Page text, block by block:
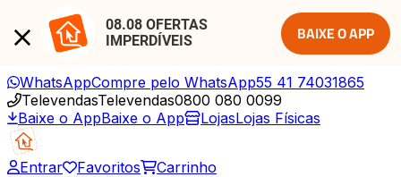
08.08 OFERTAS
IMPERDÍVEIS
BAIXE O APP
WhatsAppCompre pelo WhatsApp55 41 74031865
TelevendasTelevendas0800 080 0099
Baixe o AppBaixe o App LojasLojas Físicas
Entrar Favoritos Carrinho